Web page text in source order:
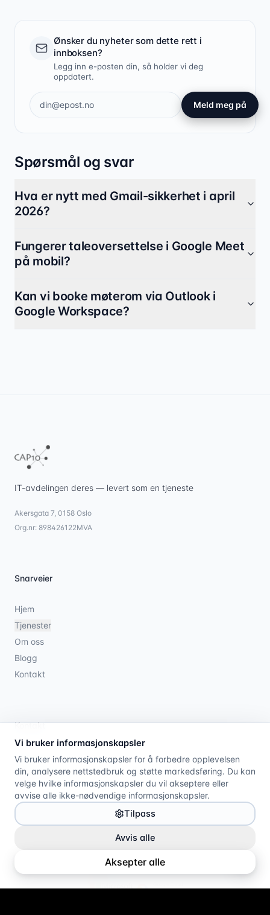
Vi bruker informasjonskapsler
Vi bruker informasjonskapsler for å forbedre opplevelsen
din, analysere nettstedbruk og støtte markedsføring. Du kan
velge hvilke informasjonskapsler du vil akseptere eller
avvise alle ikke-nødvendige informasjonskapsler.
Tilpass
Avvis alle
Aksepter alle
Ønsker du nyheter som dette rett i
innboksen?
Legg inn e-posten din, så holder vi deg
oppdatert.
Meld meg på
Spørsmål og svar
Hva er nytt med Gmail-sikkerhet i april
2026?
Fungerer taleoversettelse i Google Meet
på mobil?
Kan vi booke møterom via Outlook i
Google Workspace?
IT-avdelingen deres — levert som en tjeneste
Akersgata 7, 0158 Oslo
Org.nr: 898426122MVA
Snarveier
Hjem
Tjenester
Om oss
Blogg
Kontakt
Kontakt
21 08 79 00
post@cap10.no
CAP10 AS. Alle rettigheter forbeholdt.
Be om innsynPersonvernerklæring
Retningslinjer for informasjonskapsler
Administrer informasjonskapsler